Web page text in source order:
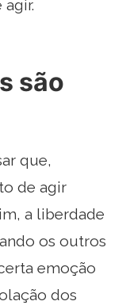
são
que,
de agir
a liberdade
os outros
emoção
dos